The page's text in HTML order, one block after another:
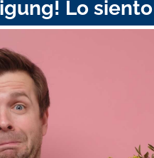
Lo